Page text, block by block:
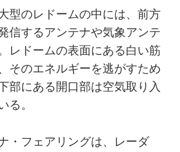
型のレドームの中には、前方
信するアンテナや気象アンテ
レドームの表面にある白い筋
そのエネルギーを逃がすため
部にある開口部は空気取り入
る。
・フェアリングは、レーダ